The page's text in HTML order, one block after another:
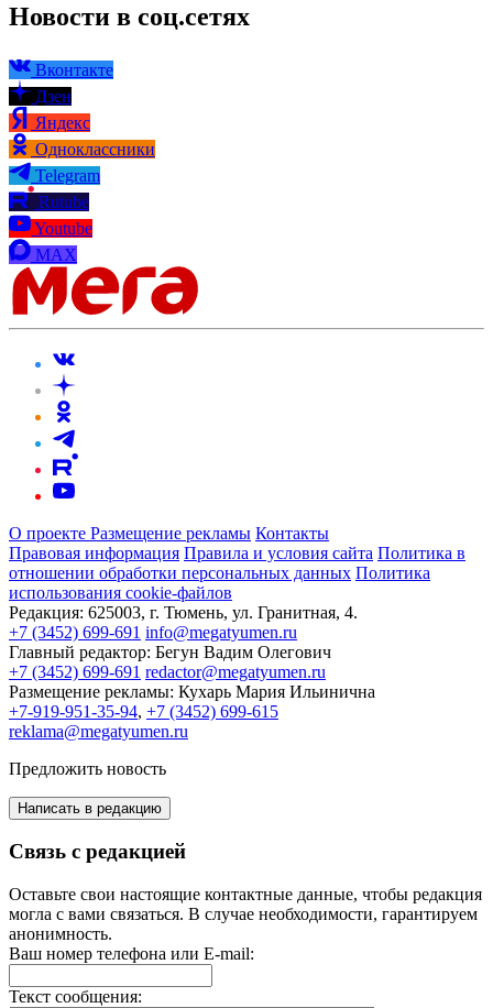
Новости в соц.сетях
Вконтакте
Дзен
Яндекс
Одноклассники
Telegram
Rutube
Youtube
MAX
О проекте Размещение рекламы Контакты
Правовая информация Правила и условия сайта Политика в
отношении обработки персональных данных Политика
использования cookie-файлов
Редакция: 625003, г. Тюмень, ул. Гранитная, 4.
+7 (3452) 699-691 info@megatyumen.ru
Главный редактор: Бегун Вадим Олегович
+7 (3452) 699-691 redactor@megatyumen.ru
Размещение рекламы: Кухарь Мария Ильинична
+7-919-951-35-94, +7 (3452) 699-615
reklama@megatyumen.ru
Предложить новость
Написать в редакцию
Связь с редакцией
Оставьте свои настоящие контактные данные, чтобы редакция
могла с вами связаться. В случае необходимости, гарантируем
анонимность.
Ваш номер телефона или E-mail:
Текст сообщения: